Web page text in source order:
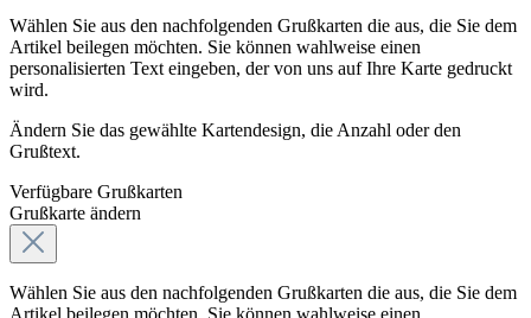
Wählen Sie aus den nachfolgenden Grußkarten die aus, die Sie dem
Artikel beilegen möchten. Sie können wahlweise einen
personalisierten Text eingeben, der von uns auf Ihre Karte gedruckt
wird.
Ändern Sie das gewählte Kartendesign, die Anzahl oder den
Grußtext.
Verfügbare Grußkarten
Grußkarte ändern
Wählen Sie aus den nachfolgenden Grußkarten die aus, die Sie dem
Artikel beilegen möchten. Sie können wahlweise einen